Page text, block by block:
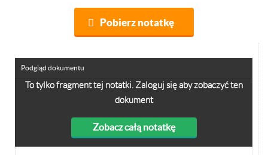
Pobierz notatkę
To tylko fragment tej notatki. Zaloguj się aby zobaczyć ten
dokument
Zobacz całą notatkę
Podgląd dokumentu